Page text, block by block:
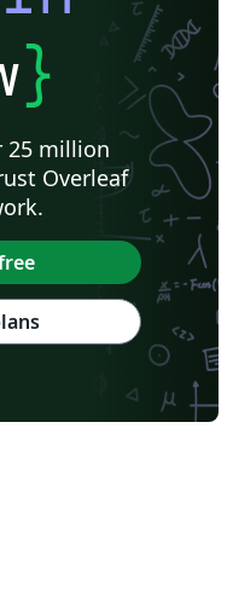
}
25 million
Overleaf